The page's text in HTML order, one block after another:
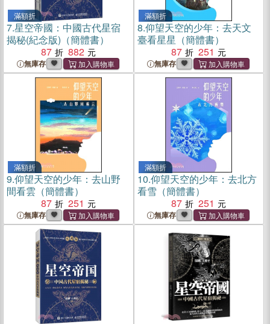
滿額折
7.星空帝國：中國古代星宿
揭秘(紀念版)（簡體書）
87
882
無庫存
滿額折
8.仰望天空的少年：去天文
臺看星星（簡體書）
87
251
無庫存
滿額折
9.仰望天空的少年：去山野
間看雲（簡體書）
87
251
無庫存
滿額折
10.仰望天空的少年：去北方
看雪（簡體書）
87
251
無庫存